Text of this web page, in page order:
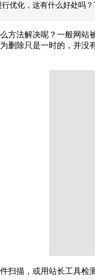
优化，这有什么好处吗？
方法解决呢？一般网站
删除只是一时的，并
描，或用站长工具检测